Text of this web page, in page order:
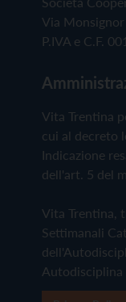
Via
P.IVA e C.F.
Vita Trentina
cui al decreto
Indicazione
dell'art. 5 del
Vita Trentina,
Settimanali
Autodisciplina